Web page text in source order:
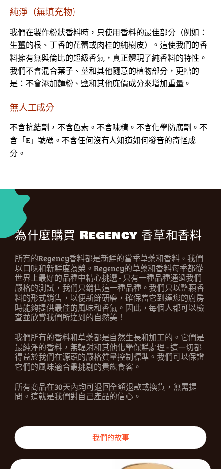
純淨（無填充物）
我們在製作粉狀香料時，只使用香料的最佳部分（例如：
生薑的根、丁香的花蕾或肉桂的純樹皮）。這使我們的香
料擁有無與倫比的超級香氣，真正體現了純香料的特性。
我們不會混合葉子、莖和其他隨意的植物部分，更糟的
是：不會添加麵粉、鹽和其他廉價成分來增加重量。
無人工成分
不含抗結劑，不含色素。不含味精。不含化學防腐劑。不
含「E」號碼。不含任何沒有人知道如何發音的奇怪成
分。
為什麼購買 Regency 香草和香料
所有的Regency香料都是新鮮的當季草藥和香料。我們
以口味和新鮮度為榮。Regency的草藥和香料每季都從
世界上最好的品種中精心挑選 - 只有一種品種通過我們
嚴格的測試，我們只銷售這一種品種。我們只以整顆香
料的形式銷售，以便新鮮研磨，確保當它到達您的廚房
時能夠提供最佳的風味和香氣。因此，每個人都可以檢
查並欣賞我們所達到的自然美！
我們所有的香料和草藥都是自然生長和加工的。它們是
最純淨的香料，無輻射和其他化學保鮮處理 - 這一切都
得益於我們在源頭的嚴格質量控制標準。我們可以保證
它們的風味適合最挑剔的貴族食客。
所有商品在30天內均可退回全額退款或換貨，無需提
問。這就是我們對自己產品的信心。
我們的故事